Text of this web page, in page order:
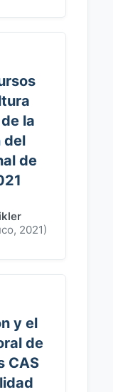
la
del
de
, 2021)
y el
de
CAS